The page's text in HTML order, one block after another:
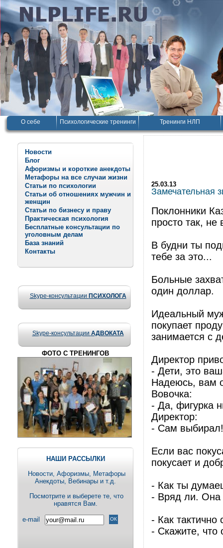
О себе Психологические тренинги Тренинги НЛП
Новости
Блог
Афоризмы и короткие анекдоты
Метафоры на все случаи жизни
Статьи по психологии
Статьи об отношениях мужчин и
женщин
Статьи по бизнесу и праву
Практическая психология
Бесплатные консультации по
уголовным делам
База знаний
Контакты
Skype-консультации ПСИХОЛОГА
Skype-консультации АДВОКАТА
ФОТО С ТРЕНИНГОВ
НАШИ РАССЫЛКИ
Новости, Aфоризмы, Метафоры
Анекдоты, Вебинары и т.д.
Посмотрите и выберете те, что
нравятся Вам.
e-mail
25.03.13
Замечательная
Поклонники
просто так, не
В будни ты
тебе за это...
Больные
один доллар.
Идеальный
покупает
занимается с
Диpектоp
- Дети, это
Hадеюсь, вам
Вовочка:
- Да, фигуpка
Диpектоp:
- Сам выбиpал!
Если вас
покусает и
- Как ты
- Вряд ли. Она
- Как тактично
- Скажите, что